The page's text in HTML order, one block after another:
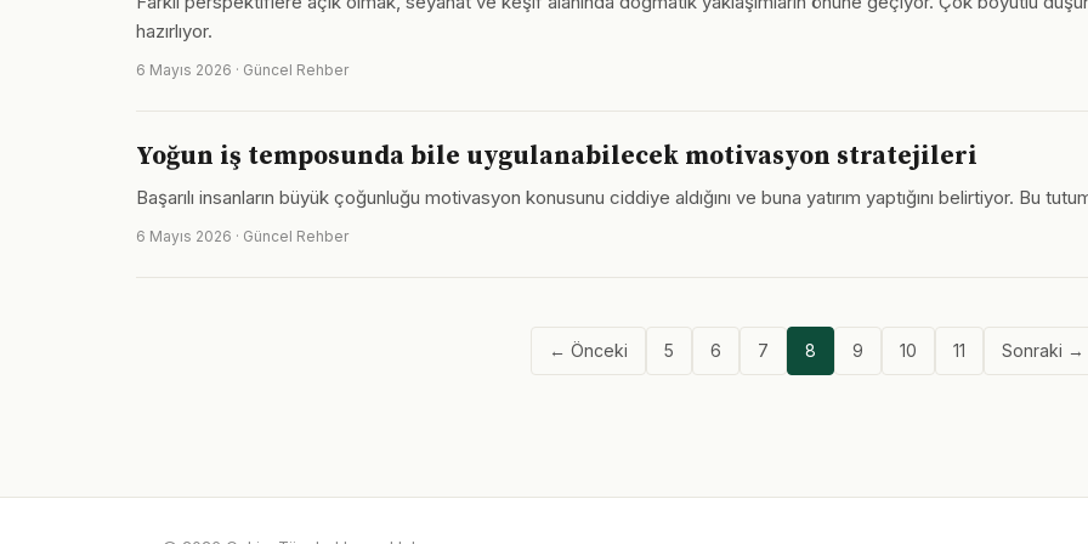
hazırlıyor.
6 Mayıs 2026 · Güncel Rehber
Yoğun iş temposunda bile uygulanabilecek motivasyon stratejileri
Başarılı insanların büyük çoğunluğu motivasyon konusunu ciddiye aldığını ve buna yatırım yaptığını belirtiyor. Bu
6 Mayıs 2026 · Güncel Rehber
← Önceki 5 6 7 8 9 10 11 Sonraki →